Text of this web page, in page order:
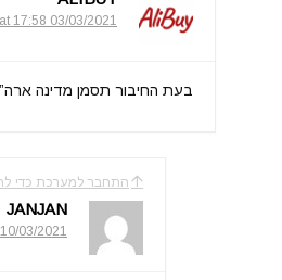
03/03/2021 at 17:58
בעת החיבור תסמן מדינה
התחבר למערכת כדי
JANJAN
10/03/2021 at 10:30